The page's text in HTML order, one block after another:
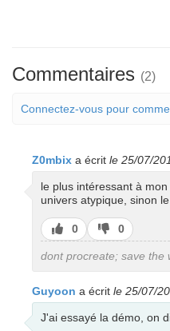
Commentaires (2)
Connectez-vous pour
Z0mbix a écrit le 25/07/
le plus intéressant à
univers atypique, sinon
J’aime
0
J’aime
pas
0
dont procreate; save the
Guyoon a écrit le 25/07/
J'ai essayé la démo, on